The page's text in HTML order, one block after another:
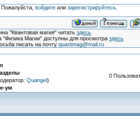
войдитеили зарегистрируйтесь.
"Квантовая магия" читатьздесь
"Физика Магии" доступны для просмотраздесь
писать на почтуquantmag@mail.ru
Quangel)
ум
0